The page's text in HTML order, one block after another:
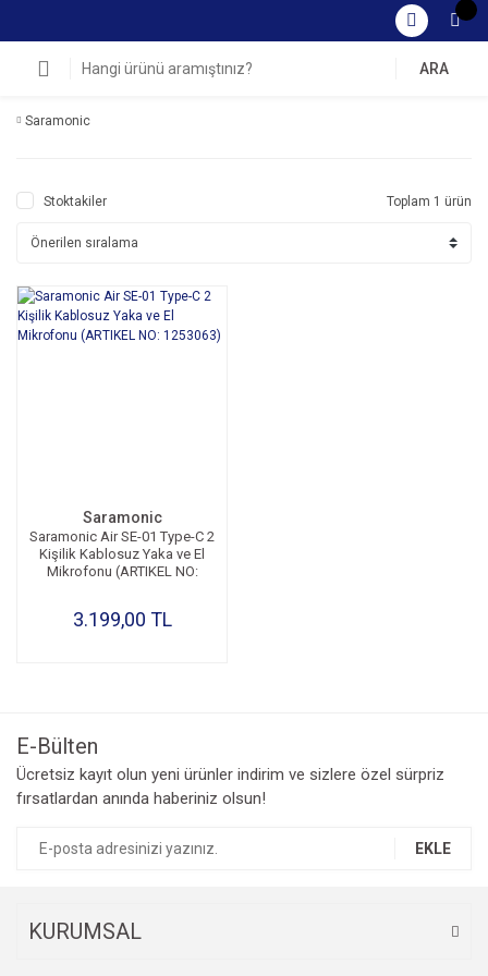
ARA
Saramonic
Stoktakiler Toplam 1 ürün
Saramonic
Saramonic Air SE-01 Type-C 2
Kişilik Kablosuz Yaka ve El
Mikrofonu (ARTIKEL NO:
3.199,00 TL
E-Bülten
Ücretsiz kayıt olun yeni ürünler indirim ve sizlere özel sürpriz
fırsatlardan anında haberiniz olsun!
EKLE
KURUMSAL